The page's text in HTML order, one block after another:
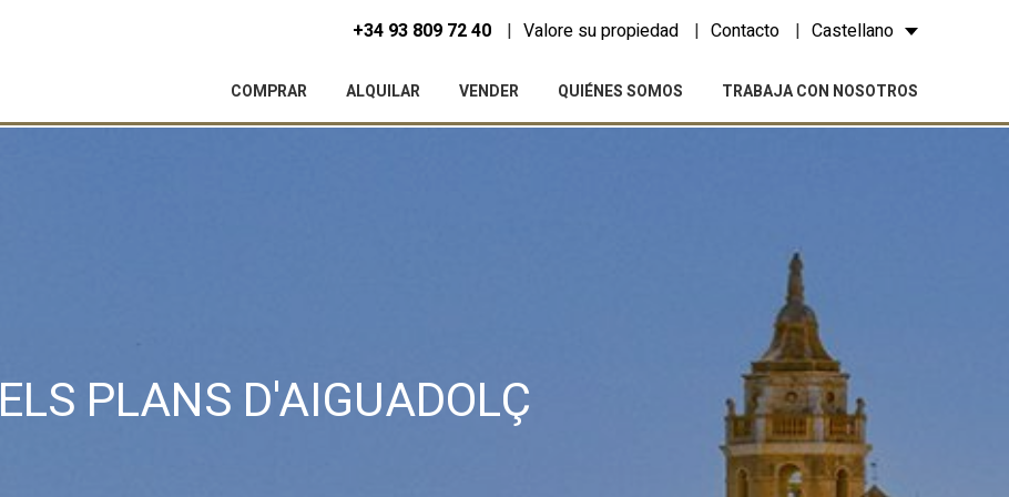
+34 93 809 72 40 Valore su propiedad Contacto Castellano
COMPRAR ALQUILAR VENDER QUIÉNES SOMOS TRABAJA CON NOSOTROS
ELS PLANS D'AIGUADOLÇ
Siempre activas